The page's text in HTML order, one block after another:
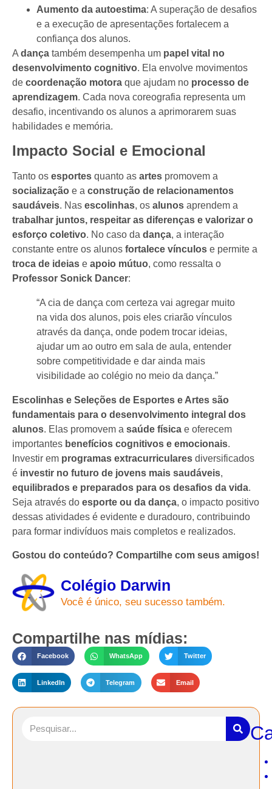
Aumento da autoestima: A superação de desafios
e a execução de apresentações fortalecem a
confiança dos alunos.
A dança também desempenha um papel vital no
desenvolvimento cognitivo. Ela envolve movimentos
de coordenação motora que ajudam no processo de
aprendizagem. Cada nova coreografia representa um
desafio, incentivando os alunos a aprimorarem suas
habilidades e memória.
Impacto Social e Emocional
Tanto os esportes quanto as artes promovem a
socialização e a construção de relacionamentos
saudáveis. Nas escolinhas, os alunos aprendem a
trabalhar juntos, respeitar as diferenças e valorizar o
esforço coletivo. No caso da dança, a interação
constante entre os alunos fortalece vínculos e permite a
troca de ideias e apoio mútuo, como ressalta o
Professor Sonick Dancer:
“A cia de dança com certeza vai agregar muito
na vida dos alunos, pois eles criarão vínculos
através da dança, onde podem trocar ideias,
ajudar um ao outro em sala de aula, entender
sobre competitividade e dar ainda mais
visibilidade ao colégio no meio da dança.”
Escolinhas e Seleções de Esportes e Artes são
fundamentais para o desenvolvimento integral dos
alunos. Elas promovem a saúde física e oferecem
importantes benefícios cognitivos e emocionais.
Investir em programas extracurriculares diversificados
é investir no futuro de jovens mais saudáveis,
equilibrados e preparados para os desafios da vida.
Seja através do esporte ou da dança, o impacto positivo
dessas atividades é evidente e duradouro, contribuindo
para formar indivíduos mais completos e realizados.
Gostou do conteúdo? Compartilhe com seus amigos!
Colégio Darwin
Você é único, seu sucesso também.
Compartilhe nas mídias:
Facebook WhatsApp Twitter
LinkedIn Telegram Email